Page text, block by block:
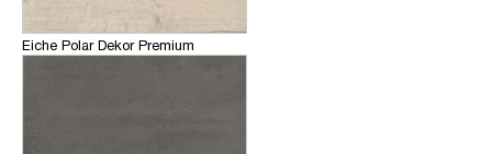
Eiche Polar Dekor Premium